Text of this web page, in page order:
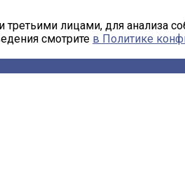
лицами, для анализа
смотрите в Политике